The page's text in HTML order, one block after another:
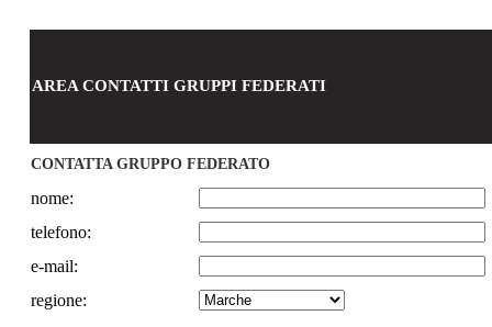
AREA CONTATTI GRUPPI FEDERATI
CONTATTA GRUPPO FEDERATO
nome:
telefono:
e-mail:
regione: